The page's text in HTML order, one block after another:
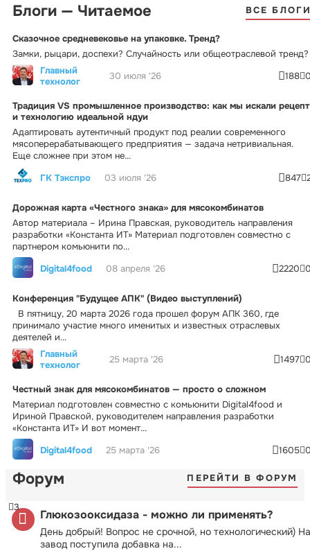
Блоги — Читаемое ВСЕ
Сказочное средневековье на упаковке. Тренд?
Замки, рыцари, доспехи? Случайность или общеотраслевой тренд?
Главный
технолог
30 июля '26 188
Традиция VS промышленное производство: как мы искали рецепт
и технологию идеальной ндуи
Адаптировать аутентичный продукт под реалии современного
мясоперерабатывающего предприятия — задача нетривиальная.
Еще сложнее при этом не...
ГК Тэкспро
03 июля '26 847
Дорожная карта «Честного знака» для мясокомбинатов
Автор материала – Ирина Правская, руководитель направления
разработки «Константа ИТ» Материал подготовлен совместно с
партнером комьюнити по...
Digital4food
08 апреля '26 2220
Конференция "Будущее АПК" (Видео выступлений)
В пятницу, 20 марта 2026 года прошел форум АПК 360, где
принимало участие много именитых и известных отраслевых
деятелей и...
Главный
технолог
25 марта '26 1497
Честный знак для мясокомбинатов — просто о сложном
Материал подготовлен совместно с комьюнити Digital4food и
Ириной Правской, руководителем направления разработки
«Константа ИТ» И вот момент...
Digital4food
25 марта '26 1605
Форум ПЕРЕЙТИ В ФОРУМ
Глюкозооксидаза - можно ли применять?
День добрый! Вопрос не срочной, но технологический) На
завод поступила добавка на...
3